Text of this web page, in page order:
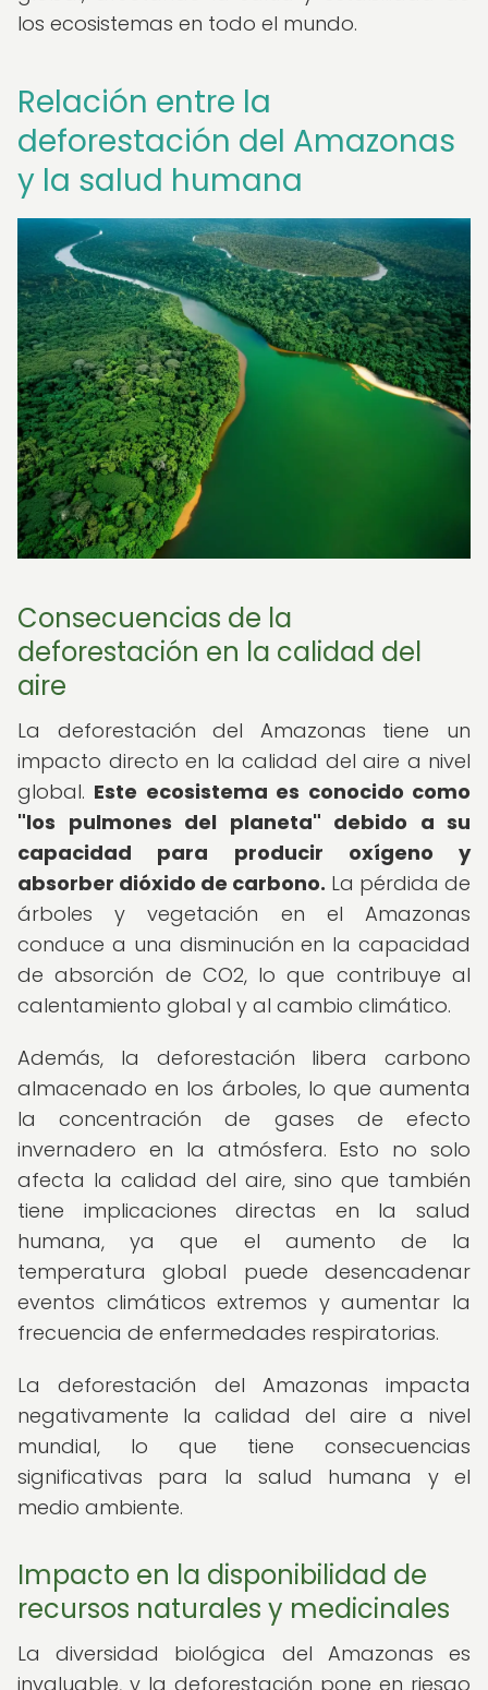
los ecosistemas en todo el mundo.
Relación entre la
deforestación del Amazonas
y la salud humana
Consecuencias de la
deforestación en la calidad del
aire
La deforestación del Amazonas tiene un
impacto directo en la calidad del aire a nivel
global. Este ecosistema es conocido como
"los pulmones del planeta" debido a su
capacidad para producir oxígeno y
absorber dióxido de carbono. La pérdida de
árboles y vegetación en el Amazonas
conduce a una disminución en la capacidad
de absorción de CO2, lo que contribuye al
calentamiento global y al cambio climático.
Además, la deforestación libera carbono
almacenado en los árboles, lo que aumenta
la concentración de gases de efecto
invernadero en la atmósfera. Esto no solo
afecta la calidad del aire, sino que también
tiene implicaciones directas en la salud
humana, ya que el aumento de la
temperatura global puede desencadenar
eventos climáticos extremos y aumentar la
frecuencia de enfermedades respiratorias.
La deforestación del Amazonas impacta
negativamente la calidad del aire a nivel
mundial, lo que tiene consecuencias
significativas para la salud humana y el
medio ambiente.
Impacto en la disponibilidad de
recursos naturales y medicinales
La diversidad biológica del Amazonas es
invaluable, y la deforestación pone en riesgo